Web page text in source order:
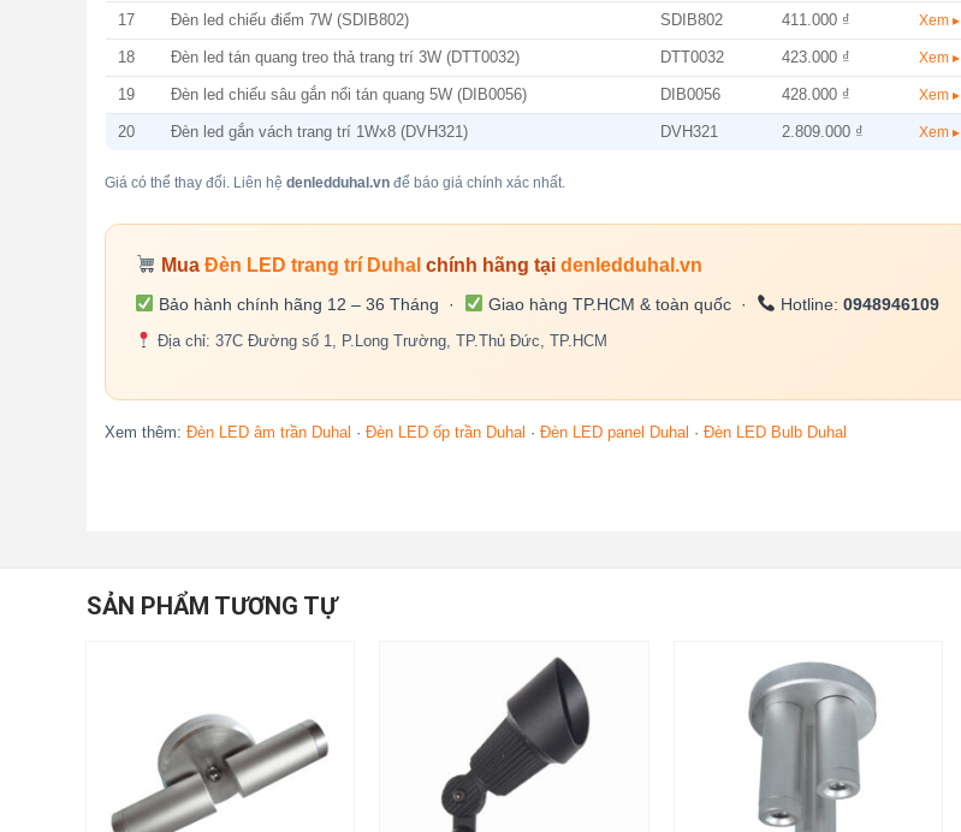
17 Đèn led chiếu điểm 7W (SDIB802) SDIB802 411.000 ₫ Xem ▸
18 Đèn led tán quang treo thả trang trí 3W (DTT0032) DTT0032 423.000 ₫ Xem ▸
19 Đèn led chiếu sâu gắn nổi tán quang 5W (DIB0056) DIB0056 428.000 ₫ Xem ▸
20 Đèn led gắn vách trang trí 1Wx8 (DVH321) DVH321 2.809.000 ₫ Xem ▸
Giá có thể thay đổi. Liên hệ denledduhal.vnđể báo giá chính xác nhất.
MuaĐèn LED trang trí Duhal chính hãng tạidenledduhal.vn
Bảo hành chính hãng 12 – 36 Tháng · Giao hàng TP.HCM & toàn quốc · Hotline: 0948946109
Địa chỉ: 37C Đường số 1, P.Long Trường, TP.Thủ Đức, TP.HCM
Xem thêm: Đèn LED âm trần Duhal · Đèn LED ốp trần Duhal · Đèn LED panel Duhal · Đèn LED Bulb Duhal
SẢN PHẨM TƯƠNG TỰ